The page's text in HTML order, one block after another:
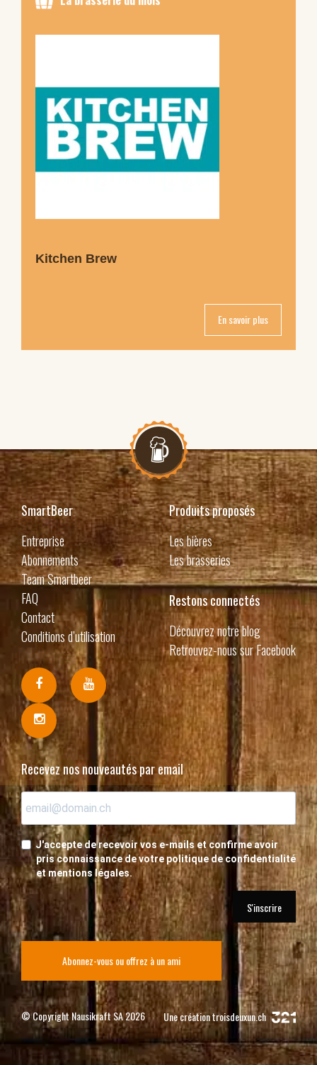
Kitchen Brew
En savoir plus
SmartBeer
Entreprise
Abonnements
Team Smartbeer
FAQ
Contact
Conditions d’utilisation
Produits proposés
Les bières
Les brasseries
Restons connectés
Découvrez notre blog
Retrouvez-nous sur Facebook
Recevez nos nouveautés par email
J'accepte de recevoir vos e-mails et confirme avoir
pris connaissance de votre politique de confidentialité
et mentions légales.
S'inscrire
Abonnez-vous ou offrez à un ami
© Copyright Nausikraft SA 2026 Une créationtroisdeuxun.ch